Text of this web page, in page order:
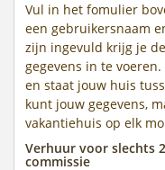
Vul in het fomulier
een gebruikersnaam
zijn ingevuld krijg je
gegevens in te
en staat jouw huis
kunt jouw gegevens,
vakantiehuis op elk
Verhuur voor slechts
commissie